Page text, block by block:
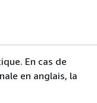
En cas de
en anglais, la